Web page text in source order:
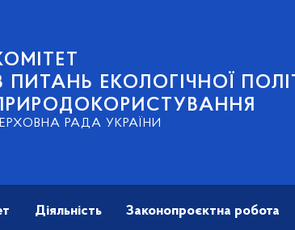
ПИТАНЬ ЕКОЛОГІЧНОЇ
РАДА УКРАЇНИ
Діяльність Законопроєктна робота